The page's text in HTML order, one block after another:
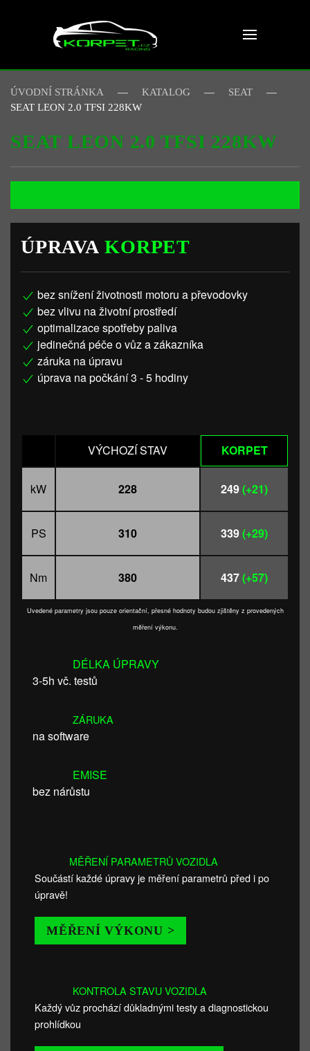
Skip to main content
ÚVODNÍ STRÁNKA KATALOG
SEAT
SEAT LEON 2.0 TFSI 228KW
SEAT LEON 2.0 TFSI 228KW
ÚPRAVAKORPET
bez snížení životnosti motoru a převodovky
bez vlivu na životní prostředí
optimalizace spotřeby paliva
jedinečná péče o vůz a zákazníka
záruka na úpravu
úprava na počkání 3 - 5 hodiny
VÝCHOZÍ STAV KORPET
kW 228 249(+21)
PS 310 339(+29)
Nm 380 437(+57)
Uvedené parametry jsou pouze orientační, přesné hodnoty budou zjištěny z provedených
měření výkonu.
DÉLKA ÚPRAVY
3-5h vč. testů
ZÁRUKA
na software
EMISE
bez nárůstu
MĚŘENÍ PARAMETRŮ VOZIDLA
Součástí každé úpravy je měření parametrů před i po
úpravě!
MĚŘENÍ VÝKONU >
KONTROLA STAVU VOZIDLA
Každý vůz prochází důkladnými testy a diagnostickou
prohlídkou